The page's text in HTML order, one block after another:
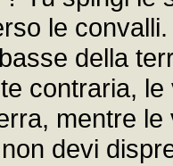
le
della
contraria,
mentre
devi